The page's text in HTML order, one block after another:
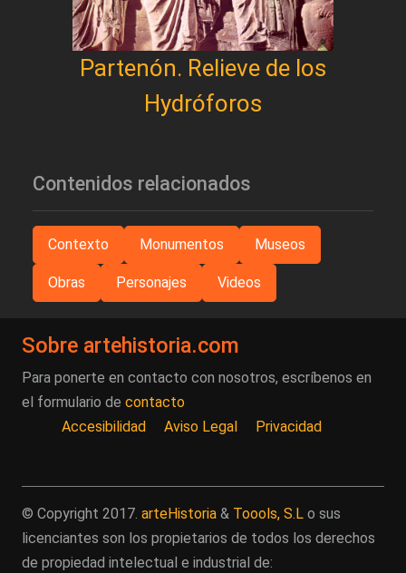
Partenón. Relieve de los
Hydróforos
Contenidos relacionados
Contexto Monumentos Museos
Obras Personajes Videos
Sobre artehistoria.com
Para ponerte en contacto con nosotros, escríbenos en
el formulario de contacto
Accesibilidad
Aviso Legal Privacidad
© Copyright 2017. arteHistoria & Toools, S.L o sus
licenciantes son los propietarios de todos los derechos
de propiedad intelectual e industrial de: